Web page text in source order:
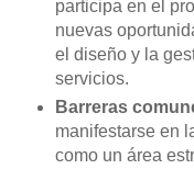
participa en el
nuevas
el diseño y la
servicios.
Barreras
manifestarse en
como un área